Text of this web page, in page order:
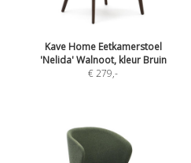
Kave Home Eetkamerstoel
'Nelida' Walnoot, kleur Bruin
€ 279,-